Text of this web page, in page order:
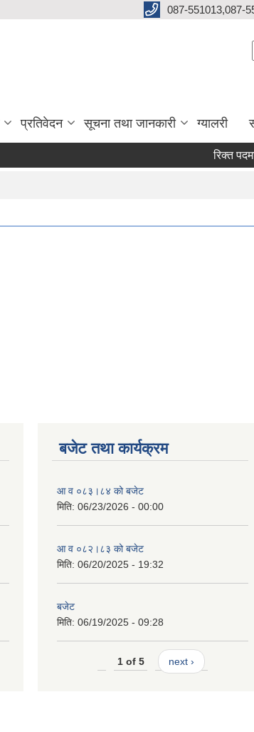
087-551013,087-
प्रतिवेदन सूचना तथा जानकारी ग्यालरी
रिक्त पदमा
बजेट तथा कार्यक्रम
आ व ०८३।८४ को बजेट
मिति: 06/23/2026 - 00:00
आ व ०८२।८३ को बजेट
मिति: 06/20/2025 - 19:32
बजेट
मिति: 06/19/2025 - 09:28
1 of 5 next ›